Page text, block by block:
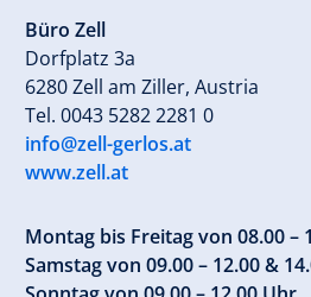
Büro Zell
Dorfplatz 3a
6280 Zell am Ziller, Austria
Tel. 0043 5282 2281 0
info@zell-gerlos.at
www.zell.at
Montag bis Freitag von 08.00 –
Samstag von 09.00 – 12.00 &